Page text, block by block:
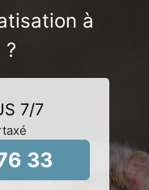
à
?
7/7
33